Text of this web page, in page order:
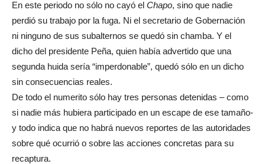
En este periodo no sólo no cayó el Chapo, sino que nadie
perdió su trabajo por la fuga. Ni el secretario de Gobernación
ni ninguno de sus subalternos se quedó sin chamba. Y el
dicho del presidente Peña, quien había advertido que una
segunda huida sería “imperdonable”, quedó sólo en un dicho
sin consecuencias reales.
De todo el numerito sólo hay tres personas detenidas – como
si nadie más hubiera participado en un escape de ese tamaño-
y todo indica que no habrá nuevos reportes de las autoridades
sobre qué ocurrió o sobre las acciones concretas para su
recaptura.